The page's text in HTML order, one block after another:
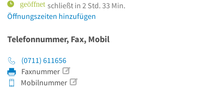
schließt in 2 Std. 33 Min.
Öffnungszeiten hinzufügen
Telefonnummer, Fax, Mobil
(0711) 611656
Faxnummer
Mobilnummer